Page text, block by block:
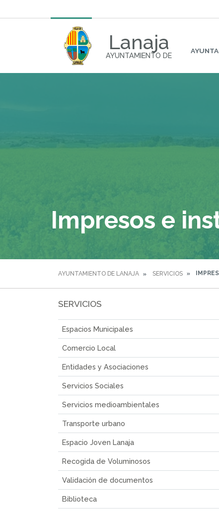
Lanaja
AYUNTAMIENTO DE
Impresos e
AYUNTAMIENTO DE LANAJA SERVICIOS
SERVICIOS
Espacios Municipales
Comercio Local
Entidades y Asociaciones
Servicios Sociales
Servicios medioambientales
Transporte urbano
Espacio Joven Lanaja
Recogida de Voluminosos
Validación de documentos
Biblioteca